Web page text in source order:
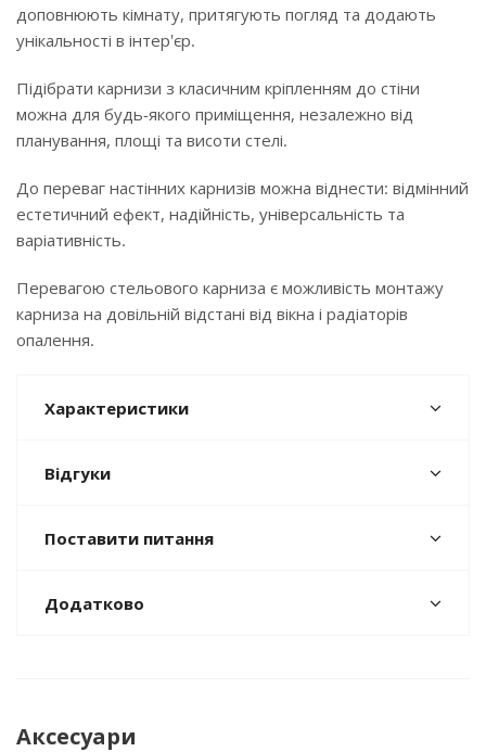
доповнюють кімнату, притягують погляд та додають
унікальності в інтер'єр.
Підібрати карнизи з класичним кріпленням до стіни
можна для будь-якого приміщення, незалежно від
планування, площі та висоти стелі.
До переваг настінних карнизів можна віднести: відмінний
естетичний ефект, надійність, універсальність та
варіативність.
Перевагою стельового карниза є можливість монтажу
карниза на довільній відстані від вікна і радіаторів
опалення.
Характеристики
Відгуки
Поставити питання
Додатково
Аксесуари